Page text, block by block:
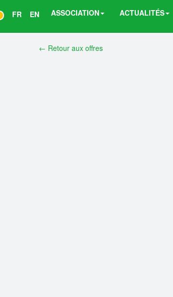
FR EN ASSOCIATION ACTUALITÉS
← Retour aux offres